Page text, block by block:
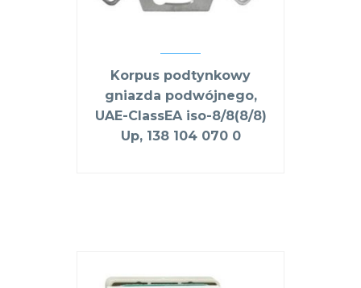
Korpus podtynkowy
gniazda podwójnego,
UAE-ClassEA iso-8/8(8/8)
Up, 138 104 070 0